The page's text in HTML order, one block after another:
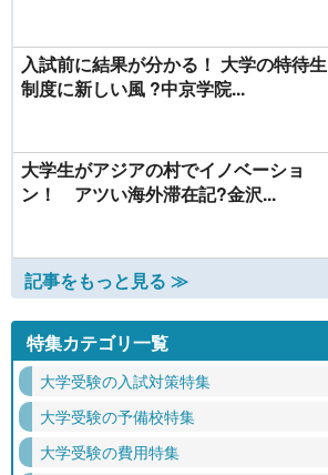
入試前に結果が分かる！ 大学の特待生
制度に新しい風 ?中京学院...
大学生がアジアの村でイノベーショ
ン！ アツい海外滞在記?金沢...
記事をもっと見る ≫
特集カテゴリ一覧
大学受験の入試対策特集
大学受験の予備校特集
大学受験の費用特集